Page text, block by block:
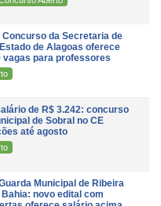
Concurso da Secretaria de
de Alagoas oferece
vagas para professores
de R$ 3.242: concurso
de Sobral no CE
até agosto
Municipal de Ribeira
novo edital com